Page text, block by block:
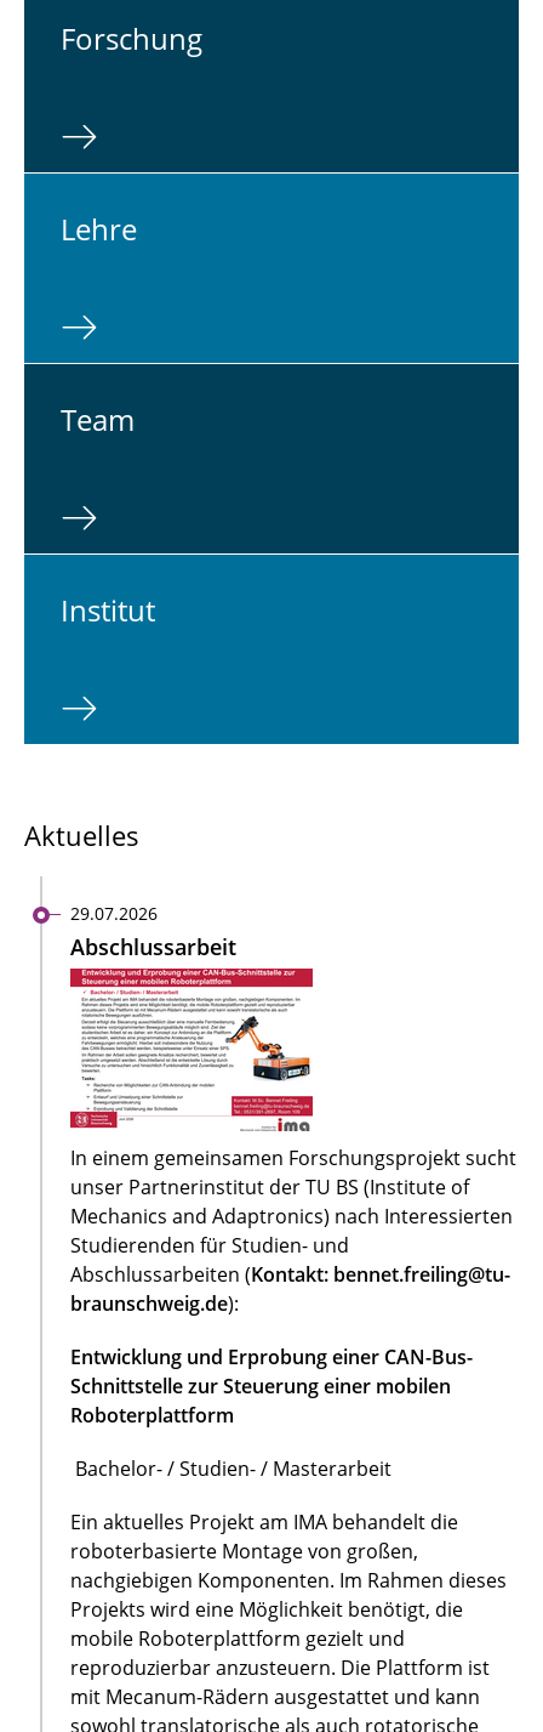
For­schung
Lehre
Team
In­sti­tut
Aktuelles
29.07.2026
Abschlussarbeit
In einem gemeinsamen Forschungsprojekt sucht
unser Partnerinstitut der TU BS (Institute of
Mechanics and Adaptronics) nach Interessierten
Studierenden für Studien- und
Abschlussarbeiten (Kontakt: bennet.freiling@tu-
braunschweig.de):
Entwicklung und Erprobung einer CAN-Bus-
Schnittstelle zur Steuerung einer mobilen
Roboterplattform
Bachelor- / Studien- / Masterarbeit
Ein aktuelles Projekt am IMA behandelt die
roboterbasierte Montage von großen,
nachgiebigen Komponenten. Im Rahmen dieses
Projekts wird eine Möglichkeit benötigt, die
mobile Roboterplattform gezielt und
reproduzierbar anzusteuern. Die Plattform ist
mit Mecanum-Rädern ausgestattet und kann
sowohl translatorische als auch rotatorische